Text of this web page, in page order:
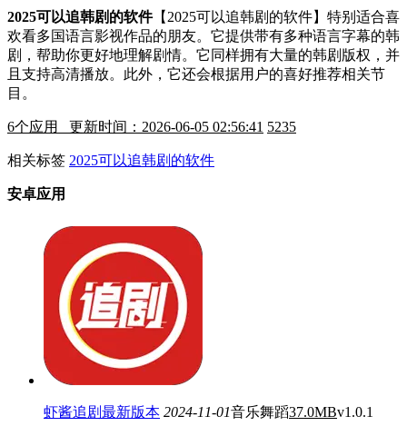
2025可以追韩剧的软件【2025可以追韩剧的软件】特别适合喜
欢看多国语言影视作品的朋友。它提供带有多种语言字幕的韩
剧，帮助你更好地理解剧情。它同样拥有大量的韩剧版权，并
且支持高清播放。此外，它还会根据用户的喜好推荐相关节
目。
6个应用 更新时间：2026-06-05 02:56:41 5235
相关标签 2025可以追韩剧的软件
安卓应用
虾酱追剧最新版本 2024-11-01音乐舞蹈37.0MBv1.0.1